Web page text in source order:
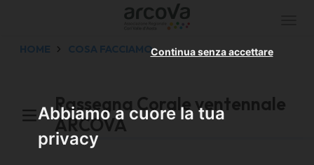
Abbiamo a cuore la tua
privacy
Continua senza accettare
HOME COSA FACCIAMO
Rassegna Corale ventennale
ARCOVA